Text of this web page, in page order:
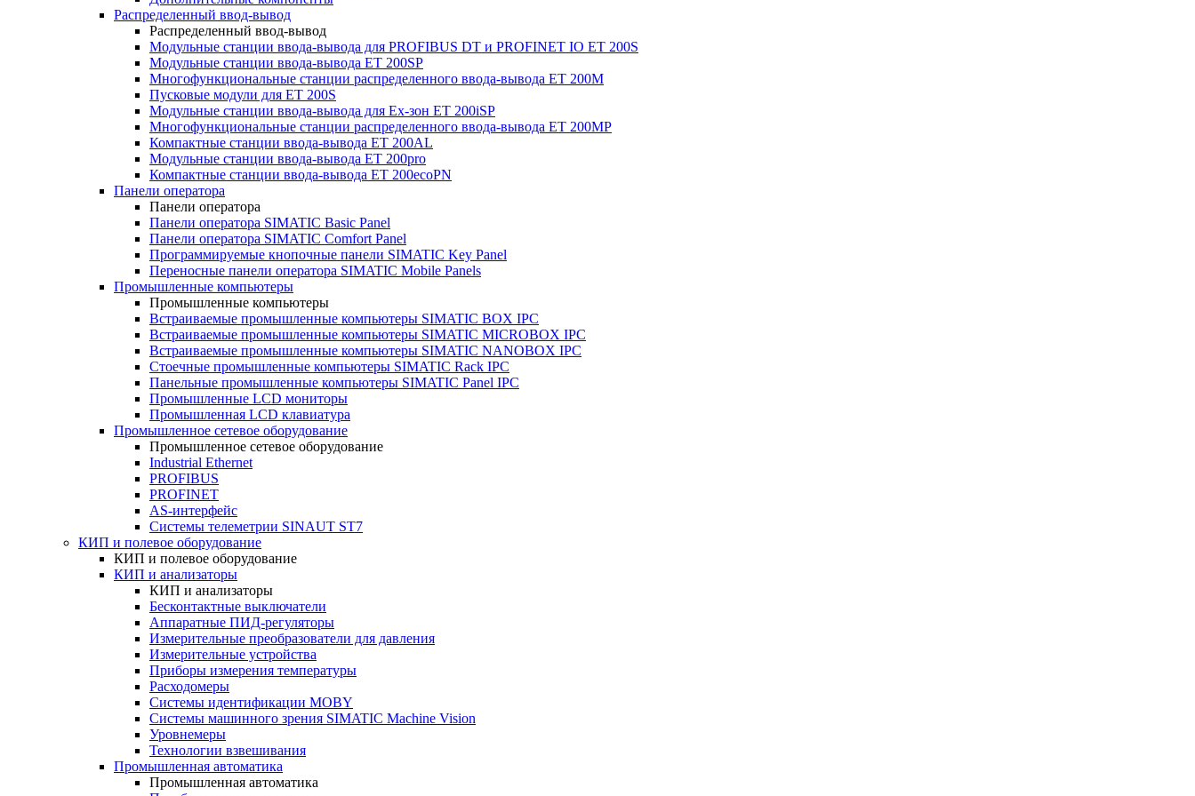
Распределенный ввод-вывод
Распределенный ввод-вывод
Модульные станции ввода-вывода для PROFIBUS DT и PROFINET IO ET 200S
Модульные станции ввода-вывода ET 200SP
Многофункциональные станции распределенного ввода-вывода ET 200M
Пусковые модули для ET 200S
Модульные станции ввода-вывода для Ex-зон ET 200iSP
Многофункциональные станции распределенного ввода-вывода ET 200MP
Компактные станции ввода-вывода ET 200AL
Модульные станции ввода-вывода ET 200pro
Компактные станции ввода-вывода ET 200ecoPN
Панели оператора
Панели оператора
Панели оператора SIMATIC Basic Panel
Панели оператора SIMATIC Comfort Panel
Программируемые кнопочные панели SIMATIC Key Panel
Переносные панели оператора SIMATIC Mobile Panels
Промышленные компьютеры
Промышленные компьютеры
Встраиваемые промышленные компьютеры SIMATIC BOX IPC
Встраиваемые промышленные компьютеры SIMATIC MICROBOX IPC
Встраиваемые промышленные компьютеры SIMATIC NANOBOX IPC
Стоечные промышленные компьютеры SIMATIC Rack IPC
Панельные промышленные компьютеры SIMATIC Panel IPC
Промышленные LCD мониторы
Промышленная LCD клавиатура
Промышленное сетевое оборудование
Промышленное сетевое оборудование
Industrial Ethernet
PROFIBUS
PROFINET
AS-интерфейс
Системы телеметрии SINAUT ST7
КИП и полевое оборудование
КИП и полевое оборудование
КИП и анализаторы
КИП и анализаторы
Бесконтактные выключатели
Аппаратные ПИД-регуляторы
Измерительные преобразователи для давления
Измерительные устройства
Приборы измерения температуры
Расходомеры
Системы идентификации MOBY
Системы машинного зрения SIMATIC Machine Vision
Уровнемеры
Технологии взвешивания
Промышленная автоматика
Промышленная автоматика